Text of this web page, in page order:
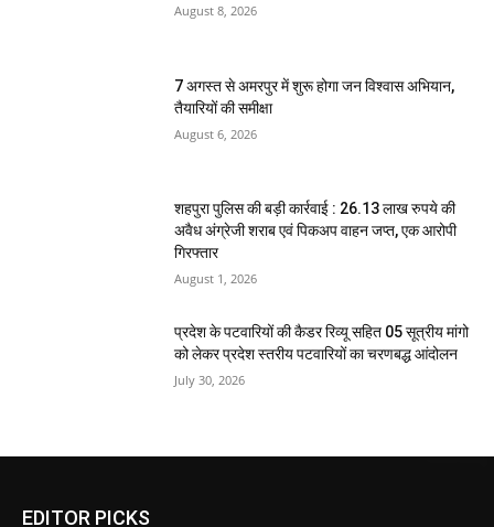
August 8, 2026
7 अगस्त से अमरपुर में शुरू होगा जन विश्वास अभियान,
तैयारियों की समीक्षा
August 6, 2026
शहपुरा पुलिस की बड़ी कार्रवाई : 26.13 लाख रुपये की
अवैध अंग्रेजी शराब एवं पिकअप वाहन जप्त, एक आरोपी
गिरफ्तार
August 1, 2026
प्रदेश के पटवारियों की कैडर रिव्यू सहित 05 सूत्रीय मांगो
को लेकर प्रदेश स्तरीय पटवारियों का चरणबद्ध आंदोलन
July 30, 2026
EDITOR PICKS